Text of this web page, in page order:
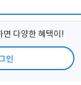
면 다양한 혜택이!
인